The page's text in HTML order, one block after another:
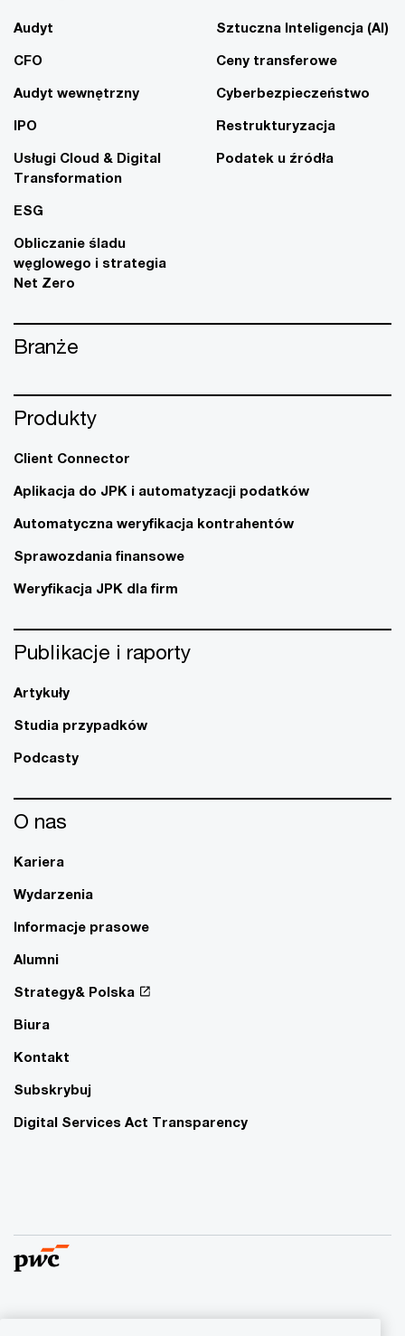
Audyt
CFO
Audyt wewnętrzny
IPO
Usługi Cloud & Digital
Transformation
ESG
Obliczanie śladu
węglowego i strategia
Net Zero
Sztuczna Inteligencja (AI)
Ceny transferowe
Cyberbezpieczeństwo
Restrukturyzacja
Podatek u źródła
Branże
Produkty
Client Connector
Aplikacja do JPK i automatyzacji podatków
Automatyczna weryfikacja kontrahentów
Sprawozdania finansowe
Weryfikacja JPK dla firm
Publikacje i raporty
Artykuły
Studia przypadków
Podcasty
O nas
Kariera
Wydarzenia
Informacje prasowe
Alumni
Strategy& Polska
Biura
Kontakt
Subskrybuj
Digital Services Act Transparency
© 2015 - 2026 PwC. Wszelkie prawa zastrzeżone. Nazwa